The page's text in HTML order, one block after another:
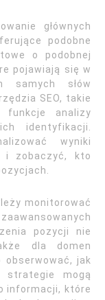
głównych
podobne
o podobnej
pojawiają się w
samych słów
SEO, takie
funkcje analizy
identyfikacji.
wyniki
i zobaczyć, kto
monitorować
pozycji nie
dla domen
obserwować, jak
mogą
informacji, które